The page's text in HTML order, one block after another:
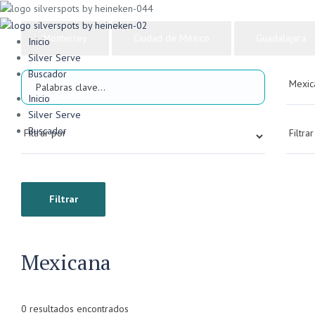
Inicio
Silver Serve
Buscador
Inicio
Silver Serve
Buscador
Monterrey
Filtrar
Mexicana
0 resultados encontrados